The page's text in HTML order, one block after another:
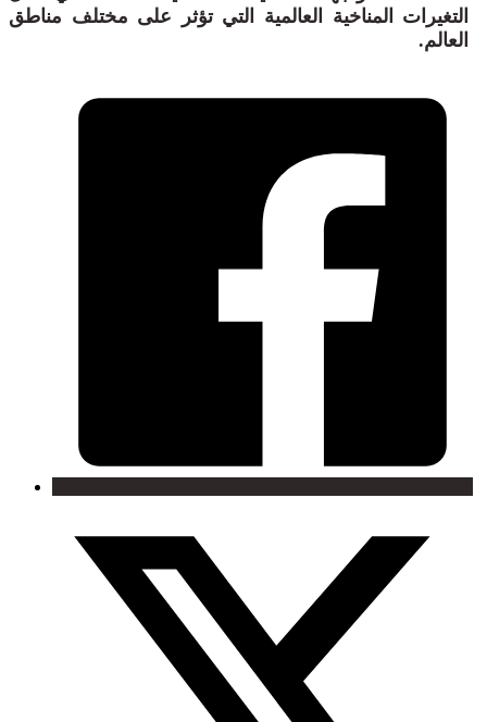
التغيرات المناخية العالمية التي تؤثر على مختلف مناطق
العالم.